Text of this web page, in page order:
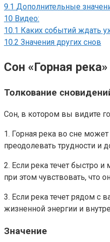
9.1 Дополнительные
10 Видео:
10.1 Каких событий ждать
10.2 Значения других снов
Сон «Горная
Толкование
Сон, в котором вы видите
1. Горная река во сне
преодолевать трудности и
2. Если река течет быстро
при этом чувствовать, что
3. Если река течет рядом с
жизненной энергии и
Значение